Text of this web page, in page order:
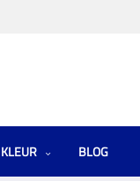
KLEUR BLOG